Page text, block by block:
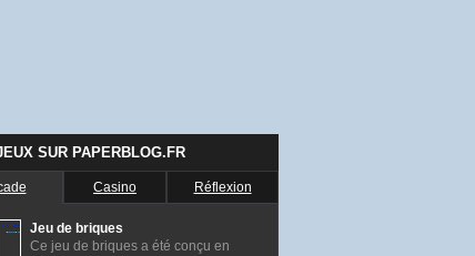
SUR PAPERBLOG.FR
Casino Réflexion
Jeu de briques
Ce jeu de briques a été conçu en